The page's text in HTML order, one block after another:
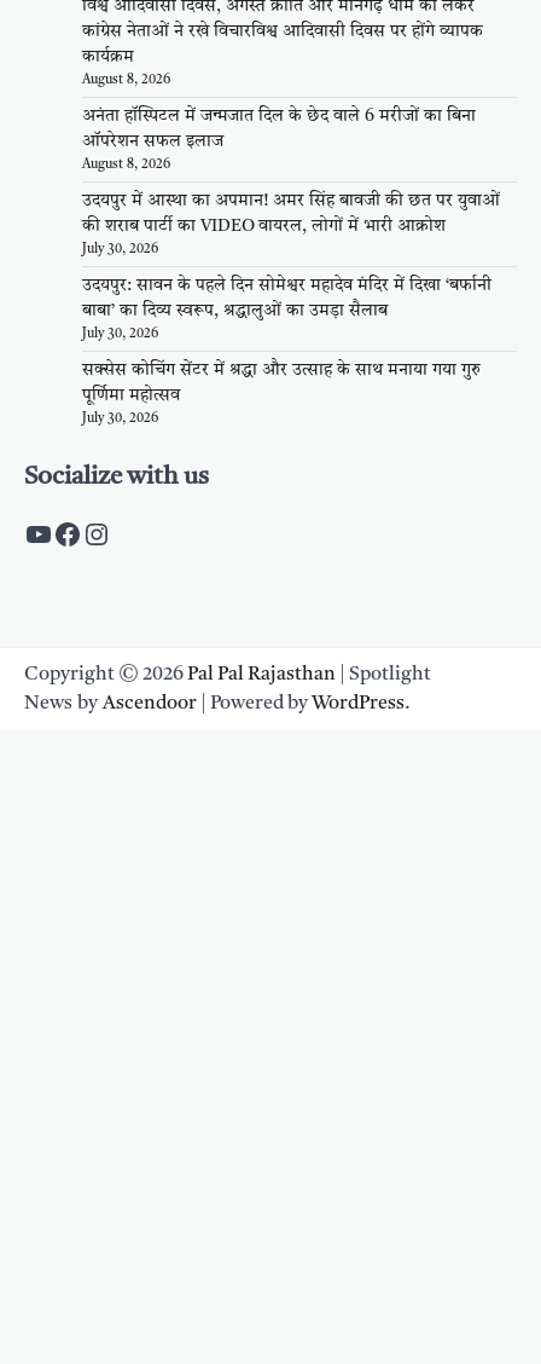
विश्व आदिवासी दिवस, अगस्त क्रांति और मानगढ़ धाम को लेकर
कांग्रेस नेताओं ने रखे विचारविश्व आदिवासी दिवस पर होंगे व्यापक
कार्यक्रम
August 8, 2026
अनंता हॉस्पिटल में जन्मजात दिल के छेद वाले 6 मरीजों का बिना
ऑपरेशन सफल इलाज
August 8, 2026
उदयपुर में आस्था का अपमान! अमर सिंह बावजी की छत पर युवाओं
की शराब पार्टी का VIDEO वायरल, लोगों में भारी आक्रोश
July 30, 2026
उदयपुर: सावन के पहले दिन सोमेश्वर महादेव मंदिर में दिखा ‘बर्फानी
बाबा’ का दिव्य स्वरूप, श्रद्धालुओं का उमड़ा सैलाब
July 30, 2026
सक्सेस कोचिंग सेंटर में श्रद्धा और उत्साह के साथ मनाया गया गुरु
पूर्णिमा महोत्सव
July 30, 2026
Socialize with us
https://www.youtube.com/c/
https://www.facebook.com/
Instagram
Copyright © 2026Pal Pal Rajasthan | Spotlight
News byAscendoor | Powered byWordPress.